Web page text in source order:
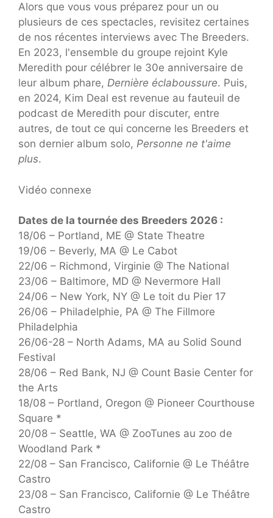
Alors que vous vous préparez pour un ou
plusieurs de ces spectacles, revisitez certaines
de nos récentes interviews avec The Breeders.
En 2023, l'ensemble du groupe rejoint Kyle
Meredith pour célébrer le 30e anniversaire de
leur album phare, Dernière éclaboussure. Puis,
en 2024, Kim Deal est revenue au fauteuil de
podcast de Meredith pour discuter, entre
autres, de tout ce qui concerne les Breeders et
son dernier album solo, Personne ne t'aime
plus.
Vidéo connexe
Dates de la tournée des Breeders 2026 :
18/06 – Portland, ME @ State Theatre
19/06 – Beverly, MA @ Le Cabot
22/06 – Richmond, Virginie @ The National
23/06 – Baltimore, MD @ Nevermore Hall
24/06 – New York, NY @ Le toit du Pier 17
26/06 – Philadelphie, PA @ The Fillmore
Philadelphia
26/06-28 – North Adams, MA au Solid Sound
Festival
28/06 – Red Bank, NJ @ Count Basie Center for
the Arts
18/08 – Portland, Oregon @ Pioneer Courthouse
Square *
20/08 – Seattle, WA @ ZooTunes au zoo de
Woodland Park *
22/08 – San Francisco, Californie @ Le Théâtre
Castro
23/08 – San Francisco, Californie @ Le Théâtre
Castro